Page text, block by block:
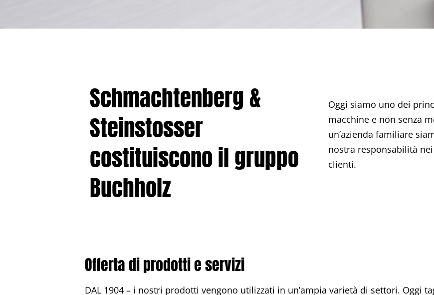
Schmachtenberg &
Steinstosser
costituiscono il gruppo
Buchholz
Oggi siamo uno dei
macchine e non senza
un’azienda familiare
nostra responsabilità
clienti.
Offerta di prodotti e servizi
DAL 1904 – i nostri prodotti vengono utilizzati in un’ampia varietà di settori. Oggi